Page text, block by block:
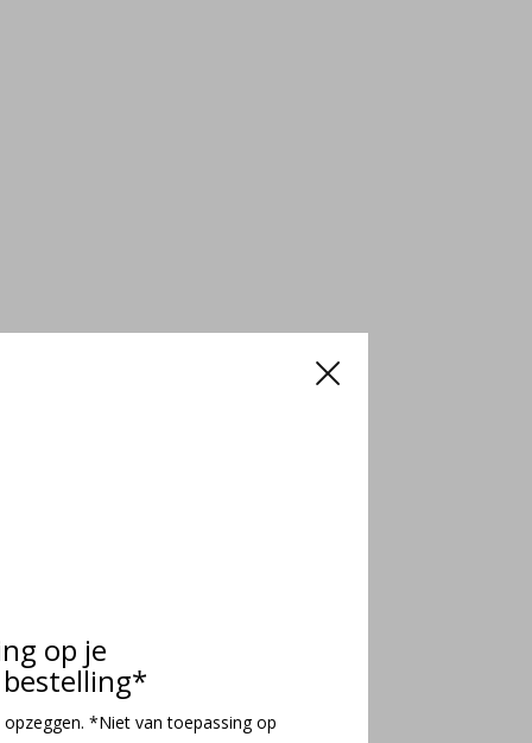
op je
*Niet van toepassing op